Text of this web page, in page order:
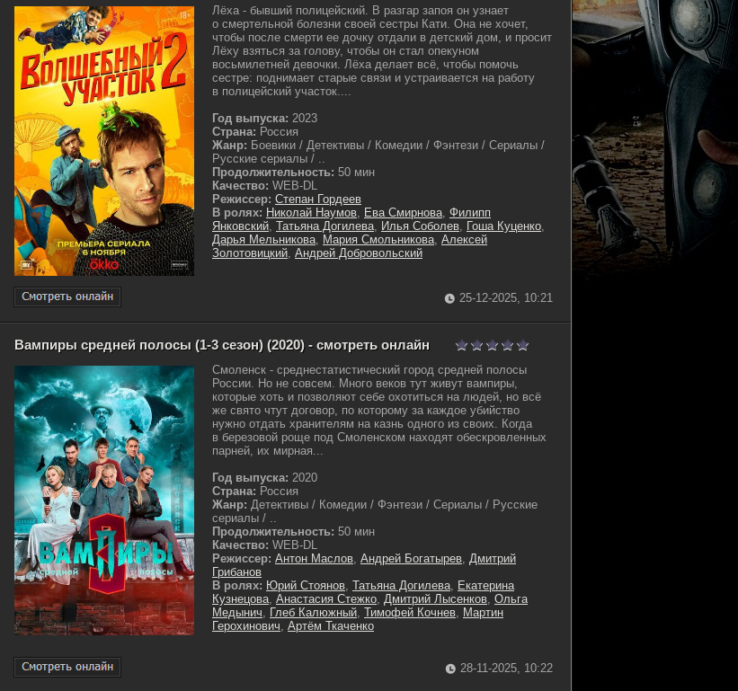
Лёха - бывший полицейский. В разгар запоя он узнает
о смертельной болезни своей сестры Кати. Она не хочет,
чтобы после смерти ее дочку отдали в детский дом, и просит
Лёху взяться за голову, чтобы он стал опекуном
восьмилетней девочки. Лёха делает всё, чтобы помочь
сестре: поднимает старые связи и устраивается на работу
в полицейский участок....
Год выпуска: 2023
Страна: Россия
Жанр: Боевики / Детективы / Комедии / Фэнтези / Сериалы /
Русские сериалы / ..
Продолжительность: 50 мин
Качество: WEB-DL
Режиссер: Степан Гордеев
В ролях: Николай Наумов, Ева Смирнова, Филипп
Янковский, Татьяна Догилева, Илья Соболев, Гоша Куценко,
Дарья Мельникова, Мария Смольникова, Алексей
Золотовицкий, Андрей Добровольский
25-12-2025, 10:21
Вампиры средней полосы (1-3 сезон) (2020) - смотреть онлайн
Смоленск - среднестатистический город средней полосы
России. Но не совсем. Много веков тут живут вампиры,
которые хоть и позволяют себе охотиться на людей, но всё
же свято чтут договор, по которому за каждое убийство
нужно отдать хранителям на казнь одного из своих. Когда
в березовой роще под Смоленском находят обескровленных
парней, их мирная...
Год выпуска: 2020
Страна: Россия
Жанр: Детективы / Комедии / Фэнтези / Сериалы / Русские
сериалы / ..
Продолжительность: 50 мин
Качество: WEB-DL
Режиссер: Антон Маслов, Андрей Богатырев, Дмитрий
Грибанов
В ролях: Юрий Стоянов, Татьяна Догилева, Екатерина
Кузнецова, Анастасия Стежко, Дмитрий Лысенков, Ольга
Медынич, Глеб Калюжный, Тимофей Кочнев, Мартин
Герохинович, Артём Ткаченко
28-11-2025, 10:22